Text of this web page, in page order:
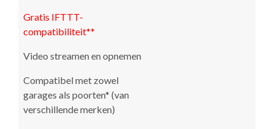
Gratis IFTTT-
compatibiliteit**
Video streamen en opnemen
Compatibel met zowel
garages als poorten* (van
verschillende merken)